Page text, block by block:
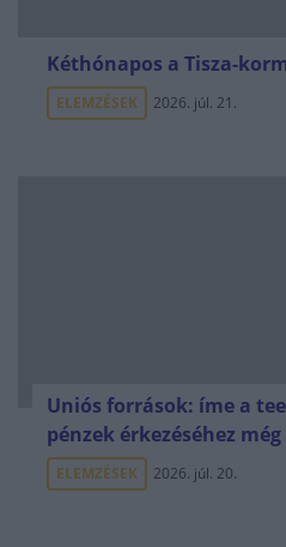
Kéthónapos a Tisza-
ELEMZÉSEK 2026. júl. 21.
Uniós források: íme a
pénzek érkezéséhez
ELEMZÉSEK 2026. júl. 20.